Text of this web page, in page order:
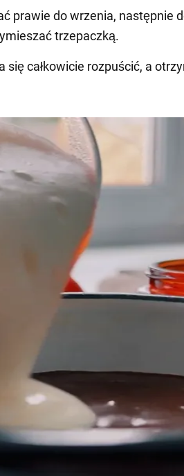
prawie do wrzenia, następnie
trzepaczką.
się całkowicie rozpuścić, a